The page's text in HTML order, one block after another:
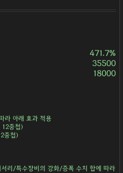
471.7%
35500
18000
라 아래 효과 적용
12중첩)
중첩)
리/특수장비의 강화/증폭 수치 합에 따라